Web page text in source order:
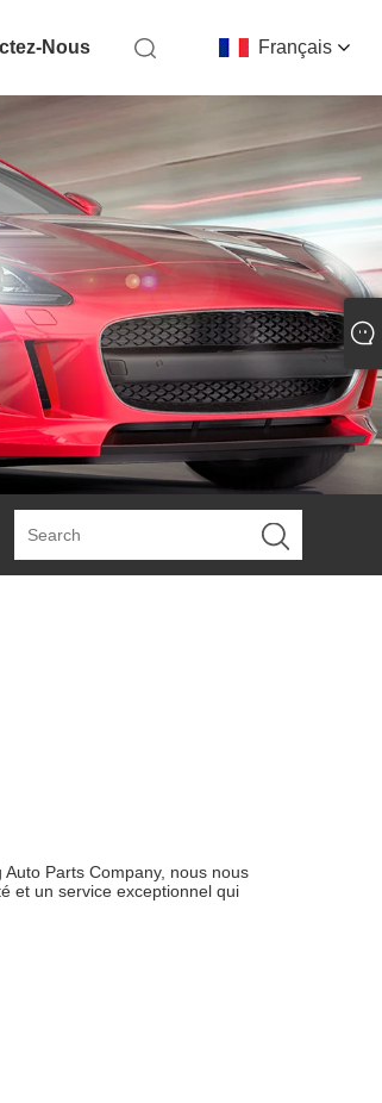
Français
Nous
Parts Company, nous nous
et un service exceptionnel qui